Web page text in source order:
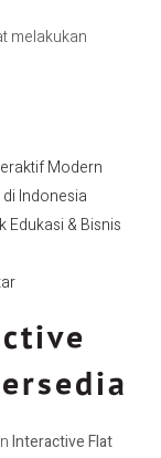
melakukan
Modern
Indonesia
Edukasi & Bisnis
Interactive Flat